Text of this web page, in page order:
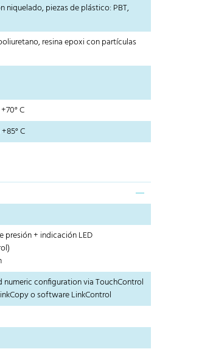
niquelado, piezas de plástico: PBT,
resina epoxi con partículas
C
C
presión + indicación LED
numeric configuration via TouchControl
o software LinkControl